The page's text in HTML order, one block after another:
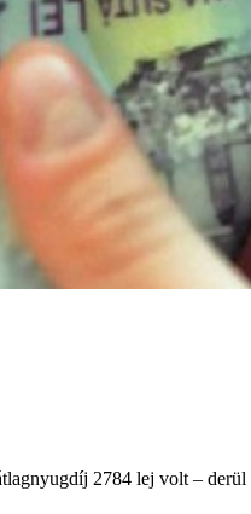
2784 lej volt –